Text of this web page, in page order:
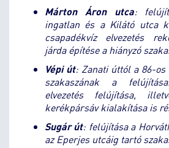
Márton Áron utca:
ingatlan és a Kilátó utca
csapadékvíz elvezetés
járda építése a hiányzó
Vépi út: Zanati úttól a 86-
szakaszának a
elvezetés felújítása,
kerékpársáv kialakítása is
Sugár út: felújítása a
az Eperjes utcáig tartó